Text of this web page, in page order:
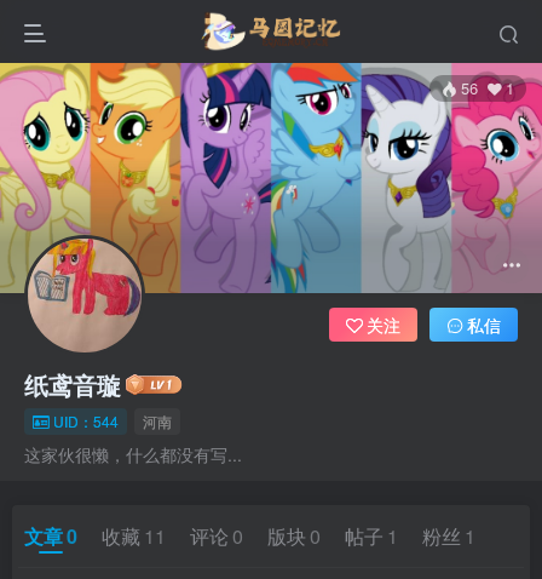
56 1
纸鸢音璇
UID：544 河南
这家伙很懒，什么都没有写...
关注 私信
文章0 收藏 11 评论 0 版块 0 帖子 1 粉丝 1